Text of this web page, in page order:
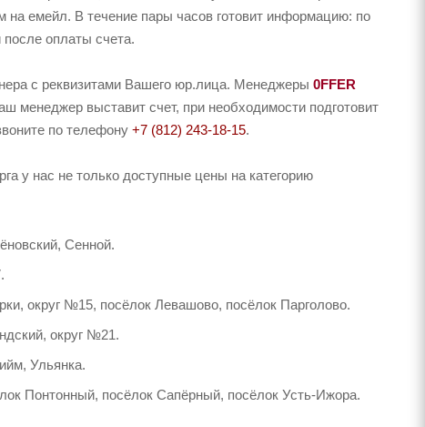
на емейл. В течение пары часов готовит информацию: по
после оплаты счета.
с реквизитами Вашего юр.лица. Менеджеры 0FFER
менеджер выставит счет, при необходимости подготовит
по телефону +7 (812) 243-18-15.
у нас не только доступные цены на категорию
Сенной.
округ №15, посёлок Левашово, посёлок Парголово.
округ №21.
Ульянка.
Понтонный, посёлок Сапёрный, посёлок Усть-Ижора.